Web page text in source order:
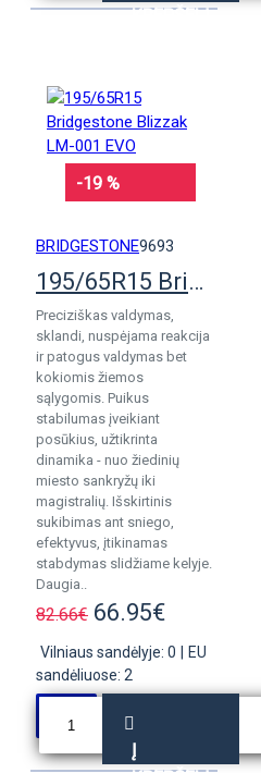
KREPŠELĮ
-19 %
BRIDGESTONE9693
195/65R15 Bridgestone Blizzak LM-001 EVO
Preciziškas valdymas,
sklandi, nuspėjama reakcija
ir patogus valdymas bet
kokiomis žiemos
sąlygomis. Puikus
stabilumas įveikiant
posūkius, užtikrinta
dinamika - nuo žiedinių
miesto sankryžų iki
magistralių. Išskirtinis
sukibimas ant sniego,
efektyvus, įtikinamas
stabdymas slidžiame kelyje.
Daugia..
82.66€ 66.95€
Vilniaus sandėlyje: 0
EU
sandėliuose: 2
Į